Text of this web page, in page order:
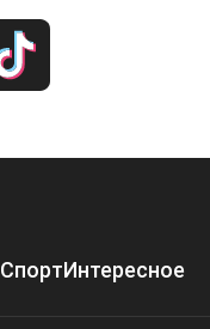
СпортИнтересное